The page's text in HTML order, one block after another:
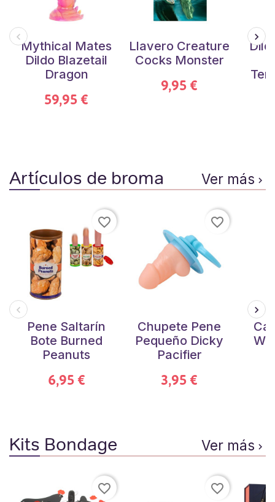
Mythical Mates
Dildo Blazetail
Dragon
59,95 €
Llavero Creature
Cocks Monster
9,95 €
Artículos de broma Ver más 
Pene Saltarín
Bote Burned
Peanuts
6,95 €
favorite_border
Chupete Pene
Pequeño Dicky
Pacifier
3,95 €
favorite_border
Kits Bondage Ver más 
favorite_border favorite_border